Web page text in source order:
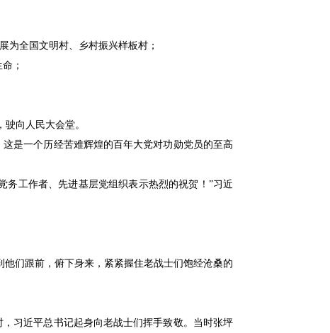
为全国文明村、乡村振兴样板村；
；
向人民大会堂。
是一个历经苦难辉煌的百年大党对功勋党员的至高
务工作者、先进基层党组织表示热烈的祝贺！”习近
们跟前，俯下身来，紧紧握住老战士们饱经沧桑的
习近平总书记起身向老战士们挥手致敬。当时张坪